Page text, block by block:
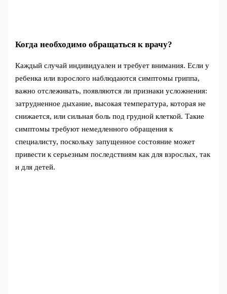
Когда необходимо обращаться к врачу?
Каждый случай индивидуален и требует внимания. Если у
ребенка или взрослого наблюдаются симптомы гриппа,
важно отслеживать, появляются ли признаки усложнения:
затрудненное дыхание, высокая температура, которая не
снижается, или сильная боль под грудной клеткой. Такие
симптомы требуют немедленного обращения к
специалисту, поскольку запущенное состояние может
привести к серьезным последствиям как для взрослых, так
и для детей.